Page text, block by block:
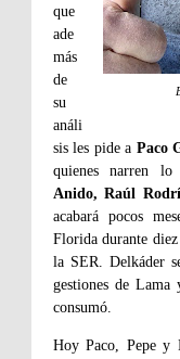
que
ade
más
de
su
análi
sis les pide a Paco
quienes narren lo
Anido, Raúl
acabará pocos
Florida durante
la SER. Delkáder
gestiones de
consumó.
Hoy Paco, Pepe y